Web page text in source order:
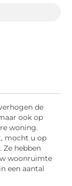
de
ook op
woning.
mocht u op
hebben
woonruimte
een aantal